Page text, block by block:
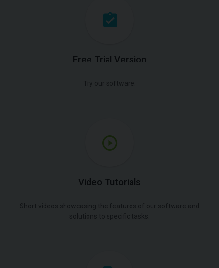
Free Trial Version
Try our software.
Video Tutorials
Short videos showcasing the features of our software and
solutions to specific tasks.